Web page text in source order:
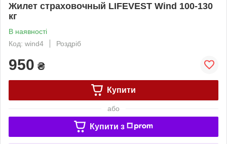
Жилет страховочный LIFEVEST Wind 100-130
кг
В наявності
Код: wind4
Роздріб
950 ₴
Купити
або
Купити з